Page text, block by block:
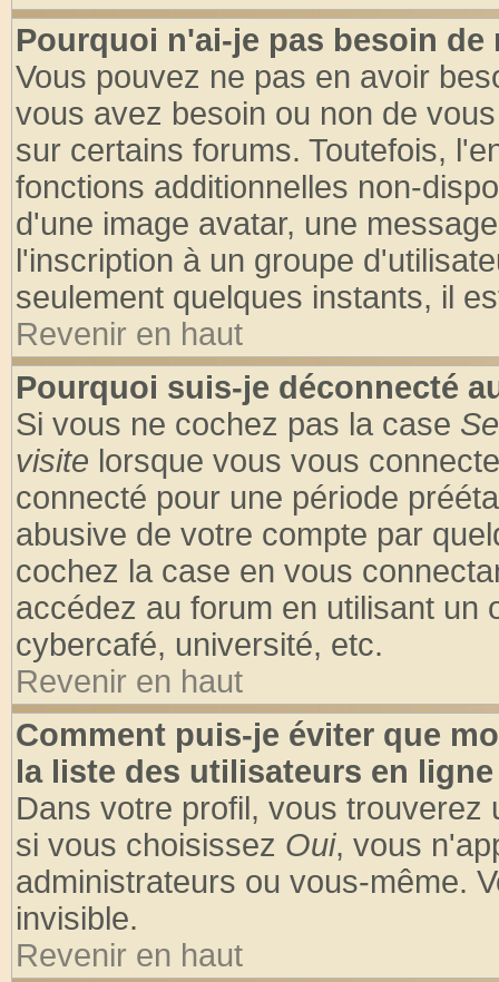
Pourquoi n'ai-je pas besoin de
Vous pouvez ne pas en avoir
vous avez besoin ou non de
sur certains forums. Toutefois,
fonctions additionnelles non-
d'une image avatar, une
l'inscription à un groupe
seulement quelques instants, il
Revenir en haut
Pourquoi suis-je déconnecté
Si vous ne cochez pas la case
visite lorsque vous vous
connecté pour une période
abusive de votre compte par
cochez la case en vous
accédez au forum en utilisant un
cybercafé, université, etc.
Revenir en haut
Comment puis-je éviter que
la liste des utilisateurs en
Dans votre profil, vous trouverez
si vous choisissez Oui, vous
administrateurs ou vous-même.
invisible.
Revenir en haut